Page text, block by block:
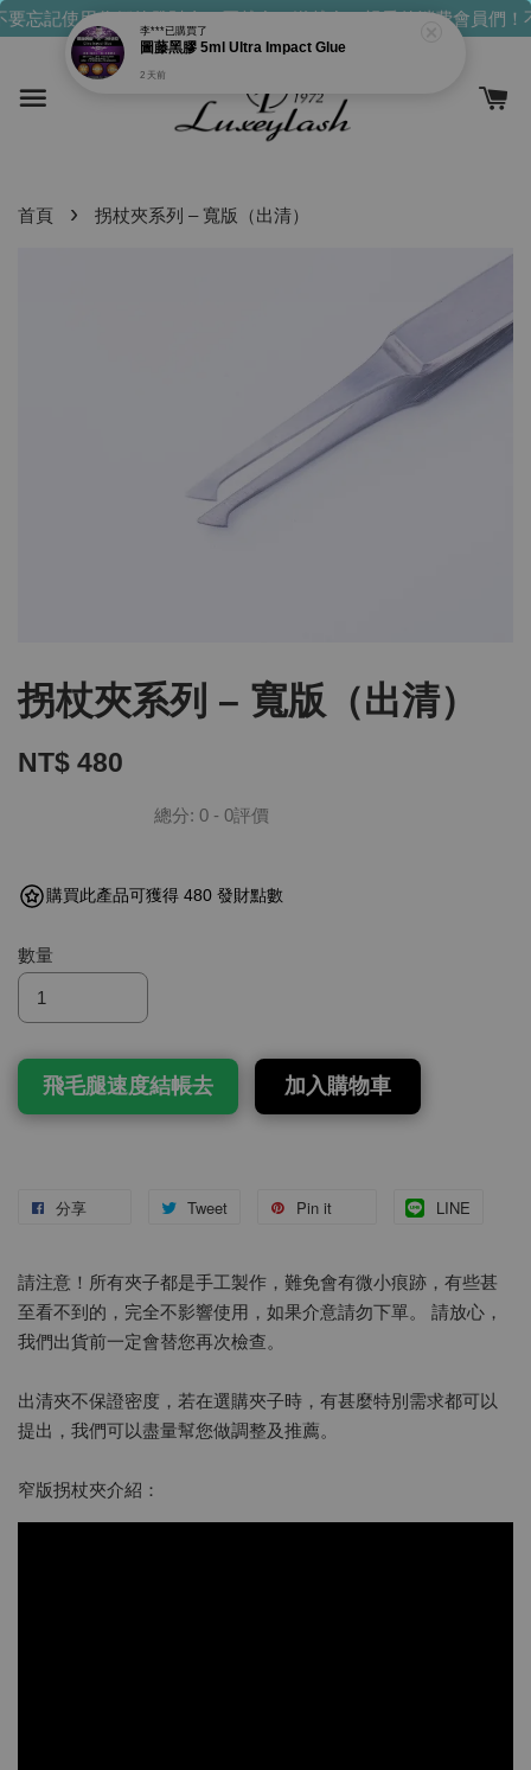
忘記使用你們的發財金！買越多，送越多！親愛的消費會員們！
首頁 › 拐杖夾系列 – 寬版（出清）
拐杖夾系列 – 寬版（出清）
NT$ 480
總分: 0 - 0評價
購買此產品可獲得 480 發財點數
數量
飛毛腿速度結帳去 加入購物車
分享 Tweet Pin it LINE
請注意！所有夾子都是手工製作，難免會有微小痕跡，有些甚
至看不到的，完全不影響使用，如果介意請勿下單。 請放心，
我們出貨前一定會替您再次檢查。
出清夾不保證密度，若在選購夾子時，有甚麼特別需求都可以
提出，我們可以盡量幫您做調整及推薦。
窄版拐杖夾介紹：
李***已購買了
圖藤黑膠 5ml Ultra Impact Glue
2 天前